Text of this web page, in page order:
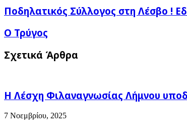
Ποδηλατικός
Σύλλογος
Λέσβο
Εδώ
Ποδηλατικός Σύλλογος στη Λέσβο !
Ο
Τρύγος
Ο Τρύγος
Σχετικά Άρθρα
Η Λέσχη Φιλαναγνωσίας Λήμνου
7 Νοεμβρίου, 2025